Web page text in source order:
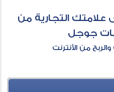
علامتك التجارية من
جوجل
والربح من الأنترنت